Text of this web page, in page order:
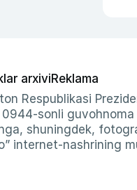
arxiviReklama
Respublikasi
sonli
shuningdek,
internet-nashrining